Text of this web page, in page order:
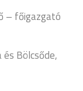
– főigazgató
és Bölcsőde,